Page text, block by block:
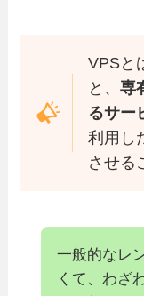
VPSと
と、 専
るサー
利用し
させる
一般的なレ
くて、わざ